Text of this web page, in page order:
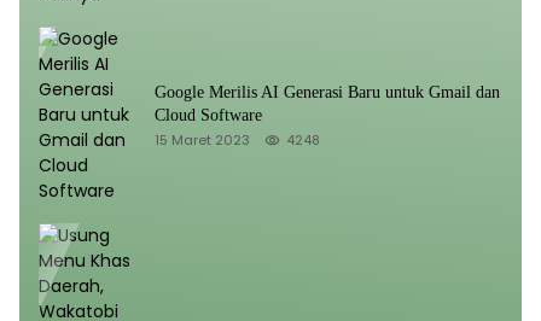
Google Merilis AI Generasi Baru untuk Gmail dan
Cloud Software
15 Maret 2023 4248